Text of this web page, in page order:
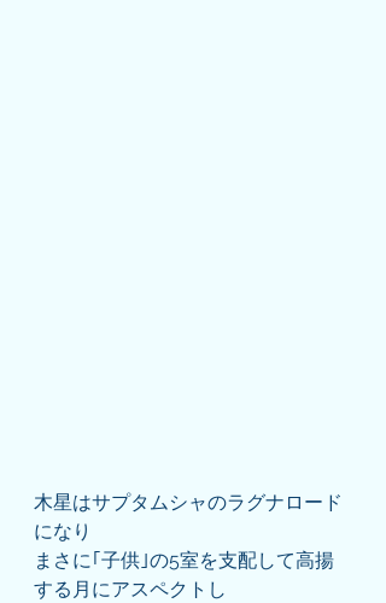
木星はサプタムシャのラグナロード
になり
まさに｢子供｣の5室を支配して高揚
する月にアスペクトし